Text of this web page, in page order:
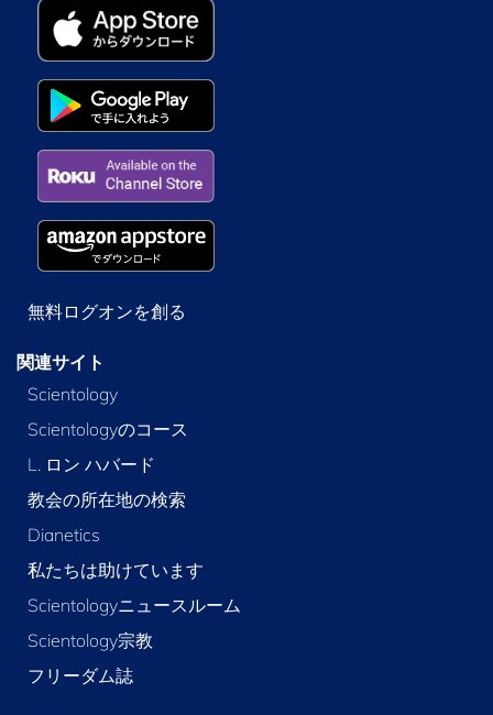
無料ログオンを創る
関連サイト
Scientology
Scientologyのコース
L. ロン ハバード
教会の所在地の検索
Dianetics
私たちは助けています
Scientologyニュースルーム
Scientology宗教
フリーダム誌